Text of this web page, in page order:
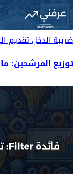
ضريبة الدخلتقديم
توزيع المرشحين: